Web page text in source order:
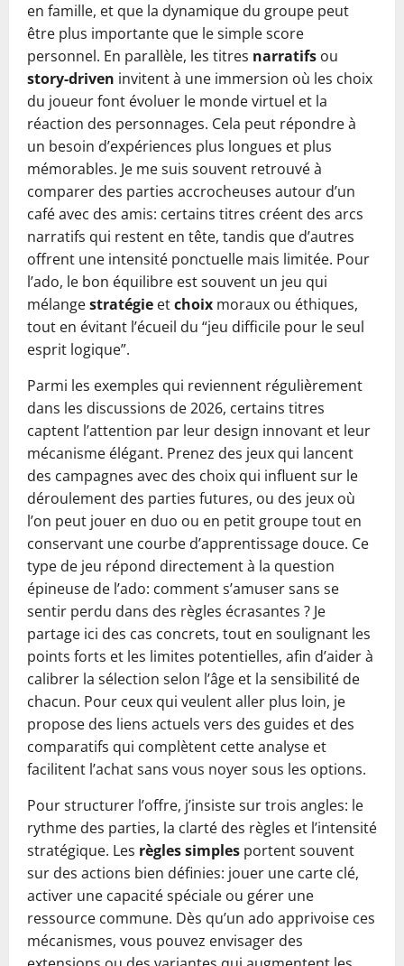
en famille, et que la dynamique du groupe peut
être plus importante que le simple score
personnel. En parallèle, les titres narratifs ou
story-driven invitent à une immersion où les choix
du joueur font évoluer le monde virtuel et la
réaction des personnages. Cela peut répondre à
un besoin d’expériences plus longues et plus
mémorables. Je me suis souvent retrouvé à
comparer des parties accrocheuses autour d’un
café avec des amis: certains titres créent des arcs
narratifs qui restent en tête, tandis que d’autres
offrent une intensité ponctuelle mais limitée. Pour
l’ado, le bon équilibre est souvent un jeu qui
mélangestratégie etchoix moraux ou éthiques,
tout en évitant l’écueil du “jeu difficile pour le seul
esprit logique”.
Parmi les exemples qui reviennent régulièrement
dans les discussions de 2026, certains titres
captent l’attention par leur design innovant et leur
mécanisme élégant. Prenez des jeux qui lancent
des campagnes avec des choix qui influent sur le
déroulement des parties futures, ou des jeux où
l’on peut jouer en duo ou en petit groupe tout en
conservant une courbe d’apprentissage douce. Ce
type de jeu répond directement à la question
épineuse de l’ado: comment s’amuser sans se
sentir perdu dans des règles écrasantes ? Je
partage ici des cas concrets, tout en soulignant les
points forts et les limites potentielles, afin d’aider à
calibrer la sélection selon l’âge et la sensibilité de
chacun. Pour ceux qui veulent aller plus loin, je
propose des liens actuels vers des guides et des
comparatifs qui complètent cette analyse et
facilitent l’achat sans vous noyer sous les options.
Pour structurer l’offre, j’insiste sur trois angles: le
rythme des parties, la clarté des règles et l’intensité
stratégique. Les règles simples portent souvent
sur des actions bien définies: jouer une carte clé,
activer une capacité spéciale ou gérer une
ressource commune. Dès qu’un ado apprivoise ces
mécanismes, vous pouvez envisager des